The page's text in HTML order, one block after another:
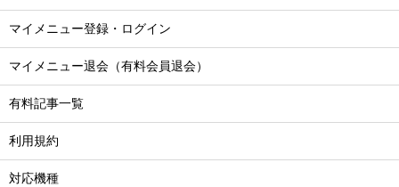
マイメニュー登録・ログイン
マイメニュー退会（有料会員退会）
有料記事一覧
利用規約
対応機種